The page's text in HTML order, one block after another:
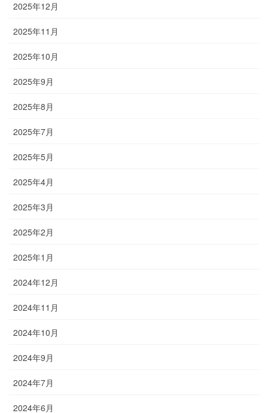
2025年12月
2025年11月
2025年10月
2025年9月
2025年8月
2025年7月
2025年5月
2025年4月
2025年3月
2025年2月
2025年1月
2024年12月
2024年11月
2024年10月
2024年9月
2024年7月
2024年6月